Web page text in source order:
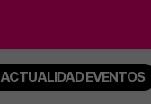
ACTUALIDAD EVENTOS